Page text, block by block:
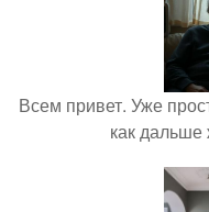
Всем привет. Уже
как дальше